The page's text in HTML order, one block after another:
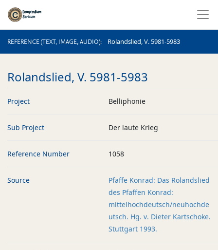
REFERENCE (TEXT, IMAGE, AUDIO) Rolandslied, V. 5981-5983
REFERENCE (TEXT, IMAGE, AUDIO)
Rolandslied, V. 5981-5983
Project Belliphonie
Sub Project Der laute Krieg
Reference Number 1058
Source
Pfaffe Konrad: Das Rolandslied
des Pfaffen Konrad:
mittelhochdeutsch/neuhochde
utsch. Hg. v. Dieter Kartschoke.
Stuttgart 1993.